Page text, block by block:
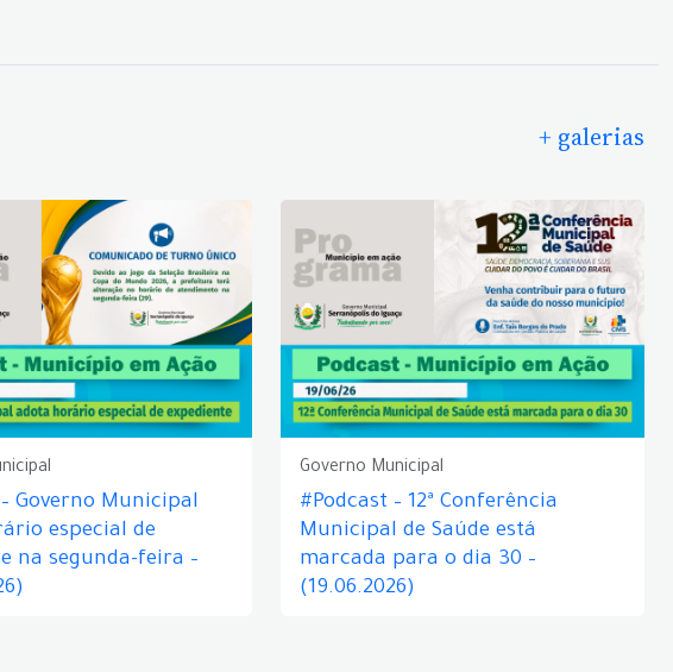
+ galerias
Governo Municipal
especial de
na segunda-feira –
Governo Municipal
#Podcast – 12ª Conferência
Municipal de Saúde está
marcada para o dia 30 –
(19.06.2026)